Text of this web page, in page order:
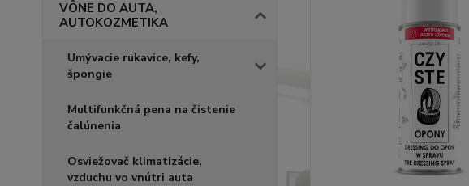
VÔNE DO AUTA,
AUTOKOZMETIKA
Umývacie rukavice, kefy,
špongie
Multifunkčná pena na čistenie
čalúnenia
Osviežovač klimatizácie,
vzduchu vo vnútri auta